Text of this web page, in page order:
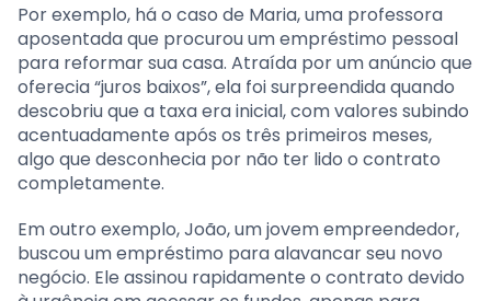
Por exemplo, há o caso de Maria, uma professora
aposentada que procurou um empréstimo pessoal
para reformar sua casa. Atraída por um anúncio que
oferecia “juros baixos”, ela foi surpreendida quando
descobriu que a taxa era inicial, com valores subindo
acentuadamente após os três primeiros meses,
algo que desconhecia por não ter lido o contrato
completamente.
Em outro exemplo, João, um jovem empreendedor,
buscou um empréstimo para alavancar seu novo
negócio. Ele assinou rapidamente o contrato devido